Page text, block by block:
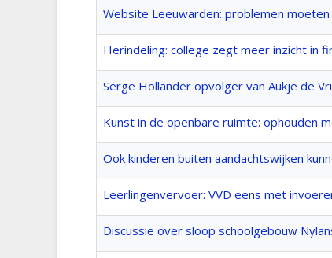
Website Leeuwarden: problemen
Herindeling: college zegt meer inzicht in
Serge Hollander opvolger van Aukje de
Kunst in de openbare ruimte: ophouden
Ook kinderen buiten aandachtswijken
Leerlingenvervoer: VVD eens met
Discussie over sloop schoolgebouw